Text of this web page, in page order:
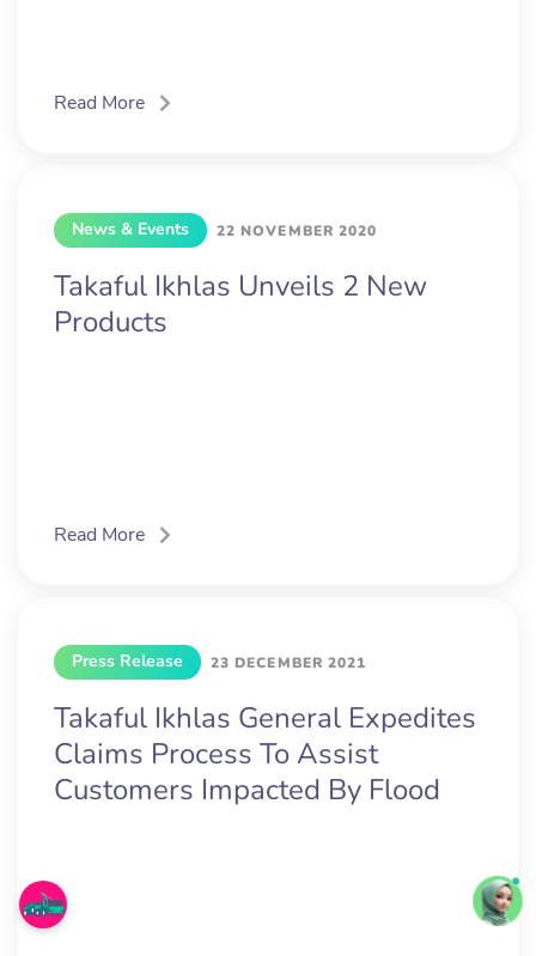
Read More
News & Events 22 NOVEMBER 2020
Takaful Ikhlas Unveils 2 New
Products
Read More
Press Release 23 DECEMBER 2021
Takaful Ikhlas General Expedites
Claims Process To Assist
Customers Impacted By Flood